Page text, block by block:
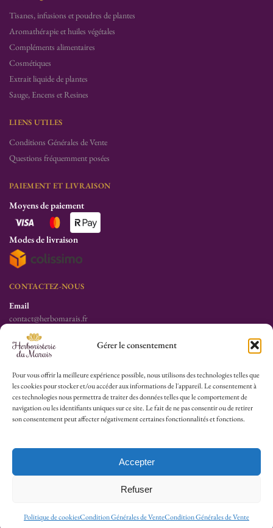
Gérer le consentement
Pour vous offrir la meilleure expérience possible, nous utilisons des technologies telles que
les cookies pour stocker et/ou accéder aux informations de l'appareil. Le consentement à
ces technologies nous permettra de traiter des données telles que le comportement de
navigation ou les identifiants uniques sur ce site. Le fait de ne pas consentir ou de retirer
son consentement peut affecter négativement certaines fonctionnalités et fonctions.
Accepter
Refuser
Politique de cookiesCondition Générales de VenteCondition Générales de Vente
Tisanes, infusions et poudres de plantes
Aromathérapie et huiles végétales
Compléments alimentaires
Cosmétiques
Extrait liquide de plantes
Sauge, Encens et Resines
LIENS UTILES
Conditions Générales de Vente
Questions fréquemment posées
PAIEMENT ET LIVRAISON
Moyens de paiement
Modes de livraison
CONTACTEZ-NOUS
Email
contact@herbomarais.fr
Téléphone
+33 6 78 19 34 25
S’adresser à l’herboristerie :
6 rue des Filles du Calvaire
75003 Paris
France
Lu-Sa : 10h30/13h30 – 14h30/19h30
Dim (Oct à Mai) : 12h/17h30